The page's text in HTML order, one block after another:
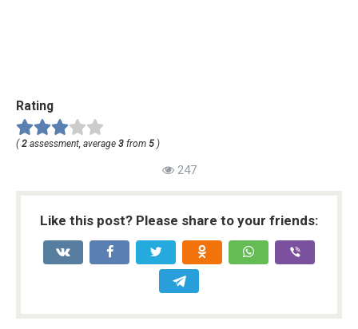
Rating
( 2 assessment, average 3 from 5 )
247
Like this post? Please share to your friends: